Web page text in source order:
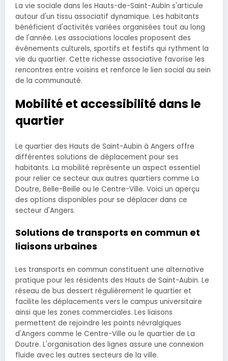
La vie sociale dans les Hauts-de-Saint-Aubin s'articule
autour d'un tissu associatif dynamique. Les habitants
bénéficient d'activités variées organisées tout au long
de l'année. Les associations locales proposent des
événements culturels, sportifs et festifs qui rythment la
vie du quartier. Cette richesse associative favorise les
rencontres entre voisins et renforce le lien social au sein
de la communauté.
Mobilité et accessibilité dans le
quartier
Le quartier des Hauts de Saint-Aubin à Angers offre
différentes solutions de déplacement pour ses
habitants. La mobilité représente un aspect essentiel
pour relier ce secteur aux autres quartiers comme La
Doutre, Belle-Beille ou le Centre-Ville. Voici un aperçu
des options disponibles pour se déplacer dans ce
secteur d'Angers.
Solutions de transports en commun et
liaisons urbaines
Les transports en commun constituent une alternative
pratique pour les résidents des Hauts de Saint-Aubin. Le
réseau de bus dessert régulièrement le quartier et
facilite les déplacements vers le campus universitaire
ainsi que les zones commerciales. Les liaisons
permettent de rejoindre les points névralgiques
d'Angers comme le Centre-Ville ou le quartier de La
Doutre. L'organisation des lignes assure une connexion
fluide avec les autres secteurs de la ville.